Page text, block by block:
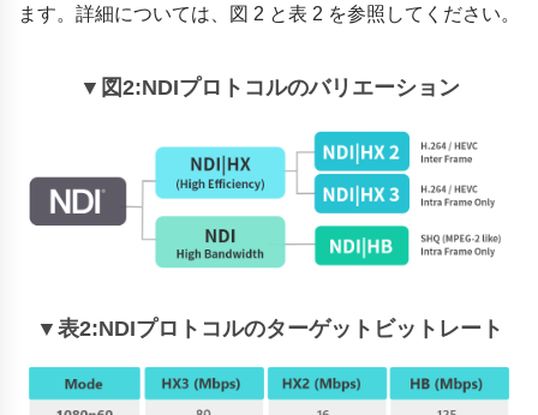
ます。詳細については、図 2 と表 2 を参照してください。
▼図2:NDIプロトコルのバリエーション
▼表2:NDIプロトコルのターゲットビットレート